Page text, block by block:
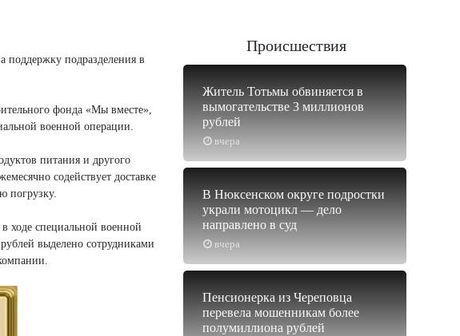
поддержку подразделения в
фонда «Мы вместе»,
военной операции.
питания и другого
содействует доставке
погрузку.
ходе специальной военной
выделено сотрудниками
Происшествия
вчера
Житель Тотьмы обвиняется в
вымогательстве 3 миллионов
рублей
вчера
В Нюксенском округе подростки
украли мотоцикл — дело
направлено в суд
Пенсионерка из Череповца
перевела мошенникам более
полумиллиона рублей